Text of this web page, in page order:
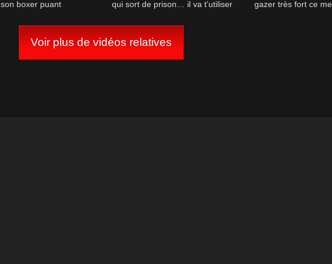
son boxer puant
qui sort de prison… il va t’utiliser
gazer très fort ce
Voir plus de vidéos relatives